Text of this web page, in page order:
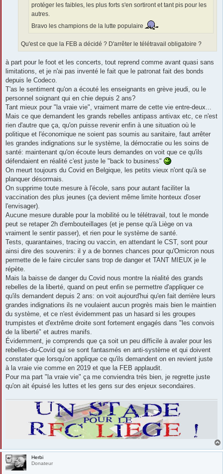
protéger les faibles, les plus forts s'en sortiront et tant pis pour les
autres.
Bravo les champions de la lutte populaire
Qu'est ce que la FEB a décidé ? D'arrêter le télétravail obligatoire ?
à part pour le foot et les concerts, tout reprend comme avant quasi sans
limitations, et je n'ai pas inventé le fait que le patronat fait des bonds
depuis le Codeco.
T'as le sentiment qu'on a écouté les enseignants en grève jeudi, ou le
personnel soignant qui en chie depuis 2 ans?
Tant mieux pour "la vraie vie", vraiment marre de cette vie entre-deux...
Mais ce que demandent les grands rebelles antipass antivax etc, ce n'est
rien d'autre que ça, qu'on puisse revenir enfin à une situation où le
politique et l'économique ne soient pas soumis au sanitaire, faut arrêter
les grandes indignations sur le système, la démocratie ou les soins de
santé: maintenant qu'on écoute leurs demandes on voit que ce qu'ils
défendaient en réalité c'est juste le "back to business"
On meurt toujours du Covid en Belgique, les petits vieux n'ont qu'à se
planquer désormais.
On supprime toute mesure à l'école, sans pour autant faciliter la
vaccination des plus jeunes (ça devient même limite honteux d'oser
l'envisager).
Aucune mesure durable pour la mobilité ou le télétravail, tout le monde
peut se retaper 2h d'embouteillages (et je pense qu'à Liège on va
vraiment le sentir passer), et rien pour le système de santé.
Tests, quarantaines, tracing ou vaccin, en attendant le CST, sont pour
ainsi dire des souvenirs: il y a de bonnes chances pour qu'Omicron nous
permette de le faire circuler sans trop de danger et TANT MIEUX je le
répète.
Mais la baisse de danger du Covid nous montre la réalité des grands
rebelles de la liberté, quand on peut enfin se permettre d'appliquer ce
qu'ils demandent depuis 2 ans: on voit aujourd'hui qu'en fait derrière leurs
grandes indignations ils ne voulaient aucun progrès mais bien le maintien
du système, et ce n'est évidemment pas un hasard si les groupes
trumpistes et d'extrême droite sont fortement engagés dans "les convois
de la liberté" et autres manifs.
Évidemment, je comprends que ça soit un peu difficile à avaler pour les
rebelles-du-Covid qui se sont fantasmés en anti-système et qui doivent
constater que lorsqu'on applique ce qu'ils demandent on en revient juste
à la vraie vie comme en 2019 et que la FEB applaudit.
Pour ma part "la vraie vie" ça me conviendra très bien, je regrette juste
qu'on ait épuisé les luttes et les gens sur des enjeux secondaires.
Herbi
Donateur